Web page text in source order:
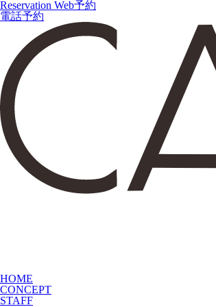
Reservation Web予約
電話予約
HOME
CONCEPT
STAFF